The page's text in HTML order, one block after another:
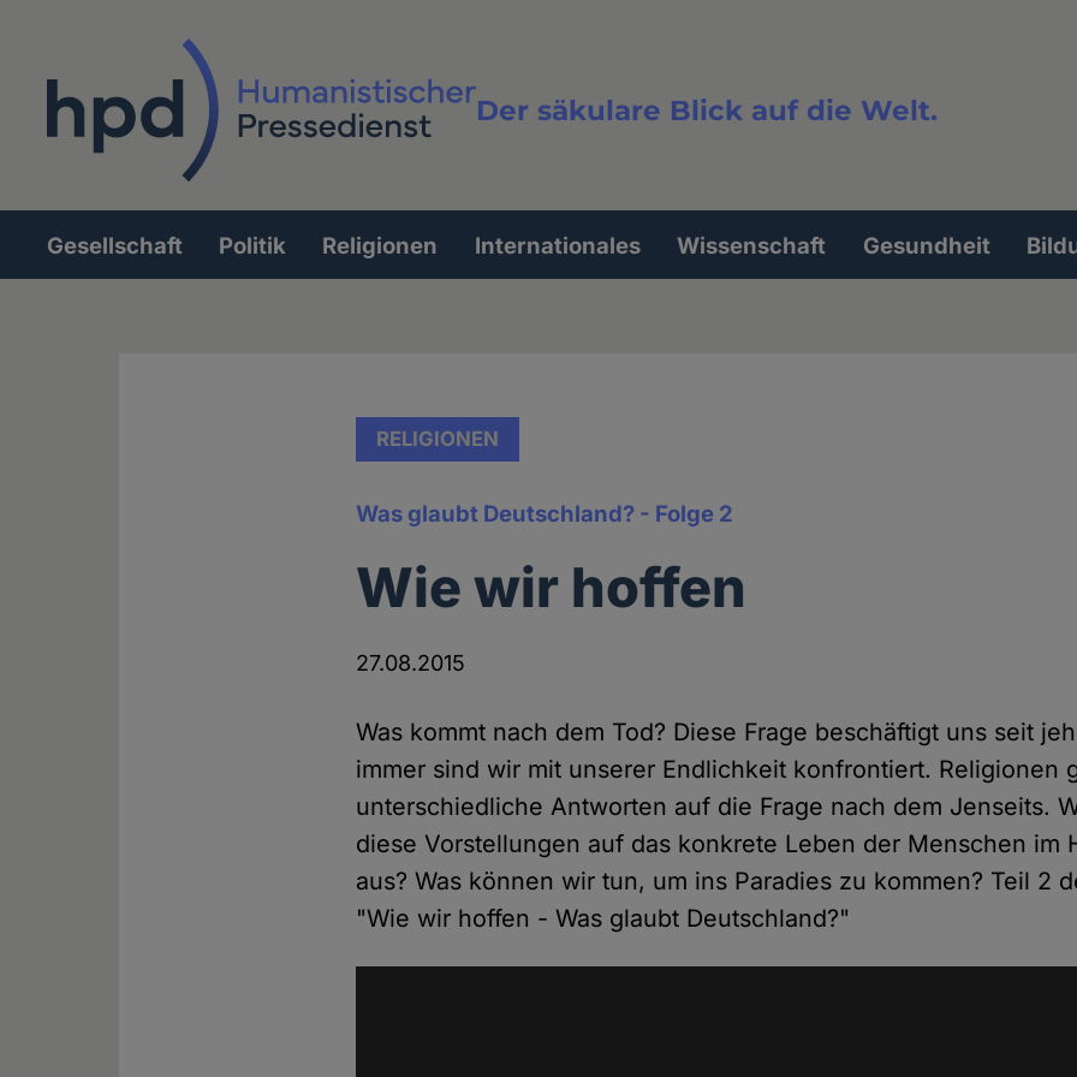
Der säkulare Blick auf die Welt.
Volltextsuche
Hauptnavigation
Gesellschaft Politik Religionen Internationales Wissenschaft Gesundheit
RELIGIONEN
Was glaubt Deutschland? - Folge 2
Wie wir hoffen
27.08.2015
Was kommt nach dem Tod? Diese Frage beschäftigt uns seit
immer sind wir mit unserer Endlichkeit konfrontiert. Religionen
unterschiedliche Antworten auf die Frage nach dem Jenseits.
diese Vorstellungen auf das konkrete Leben der Menschen im
aus? Was können wir tun, um ins Paradies zu kommen? Teil 2
"Wie wir hoffen - Was glaubt Deutschland?"